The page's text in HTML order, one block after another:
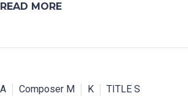
READ MORE
A Composer M K TITLE S